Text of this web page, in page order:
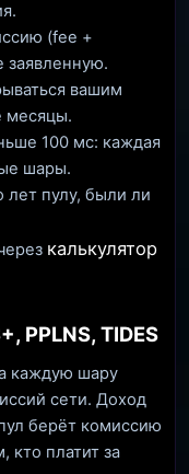
(fee +
заявленную.
вашим
месяцы.
100 мс: каждая
шары.
лет пулу, были ли
калькулятор
PPLNS, TIDES
каждую шару
сети. Доход
берёт комиссию
кто платит за